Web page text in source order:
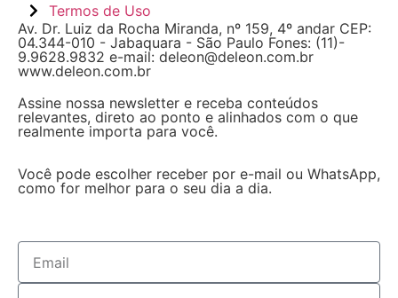
Termos de Uso
Av. Dr. Luiz da Rocha Miranda, nº 159, 4º andar CEP:
04.344-010 - Jabaquara - São Paulo Fones: (11)-
9.9628.9832 e-mail: deleon@deleon.com.br
www.deleon.com.br
Assine nossa newsletter e receba conteúdos
relevantes, direto ao ponto e alinhados com o que
realmente importa para você.
Você pode escolher receber por e-mail ou WhatsApp,
como for melhor para o seu dia a dia.